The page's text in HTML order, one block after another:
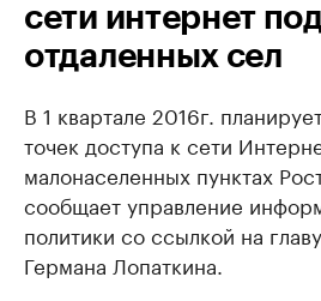
сети интернет
отдаленных сел
В 1 квартале 2016г.
точек доступа к сети
малонаселенных пунктах
сообщает управление
политики со ссылкой на
Германа Лопаткина.